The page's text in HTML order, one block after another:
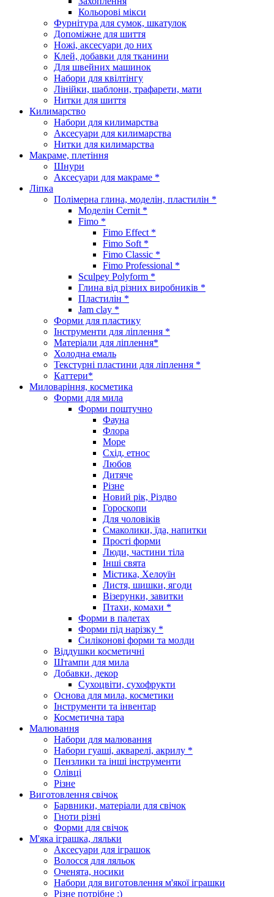
Кольорові мікси
Фурнітура для сумок, шкатулок
Допоміжне для шиття
Ножі, аксесуари до них
Клей, добавки для тканини
Для швейних машинок
Набори для квілтінгу
Лінійки, шаблони, трафарети, мати
Нитки для шиття
Килимарство
Набори для килимарства
Аксесуари для килимарства
Нитки для килимарства
Макраме, плетіння
Шнури
Аксесуари для макраме *
Ліпка
Полімерна глина, моделін, пластилін *
Моделін Cernit *
Fimo *
Fimo Effect *
Fimo Soft *
Fimo Classic *
Fimo Professional *
Sculpey Polyform *
Глина від різних виробників *
Пластилін *
Jam clay *
Форми для пластику
Інструменти для ліплення *
Матеріали для ліплення*
Холодна емаль
Текстурні пластини для ліплення *
Каттери*
Миловаріння, косметика
Форми для мила
Форми поштучно
Фауна
Флора
Море
Схід, етнос
Любов
Дитяче
Різне
Новий рік, Різдво
Гороскопи
Для чоловіків
Смаколики, їда, напитки
Прості форми
Люди, частини тіла
Інші свята
Містика, Хелоуїн
Листя, шишки, ягоди
Візерунки, завитки
Птахи, комахи *
Форми в палетах
Форми під нарізку *
Силіконові форми та молди
Віддушки косметичні
Штампи для мила
Добавки, декор
Сухоцвіти, сухофрукти
Основа для мила, косметики
Інструменти та інвентар
Косметична тара
Малювання
Набори для малювання
Набори гуаші, акварелі, акрилу *
Пензлики та інші інструменти
Олівці
Різне
Виготовлення свічок
Барвники, матеріали для свічок
Гноти різні
Форми для свічок
М'яка іграшка, ляльки
Аксесуари для іграшок
Волосся для ляльок
Оченята, носики
Набори для виготовлення м'якої іграшки
Різне потрібне :)